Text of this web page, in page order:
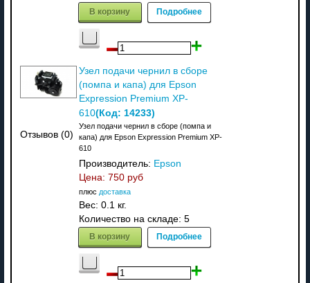
В корзину Подробнее
Отзывов (0)
Узел подачи чернил в сборе
(помпа и капа) для Epson
Expression Premium XP-
610(Код: 14233)
Узел подачи чернил в сборе (помпа и
капа) для Epson Expression Premium XP-
610
Производитель: Epson
Цена: 750 руб
плюс доставка
Вес: 0.1 кг.
Количество на складе: 5
В корзину Подробнее